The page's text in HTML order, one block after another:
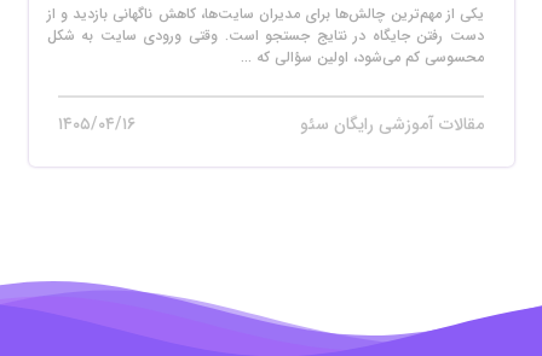
یکی از مهم‌ترین چالش‌ها برای مدیران سایت‌ها، کاهش ناگهانی بازدید و از
دست رفتن جایگاه در نتایج جستجو است. وقتی ورودی سایت به شکل
محسوسی کم می‌شود، اولین سؤالی که ...
مقالات آموزشی رایگان سئو ۱۴۰۵/۰۴/۱۶